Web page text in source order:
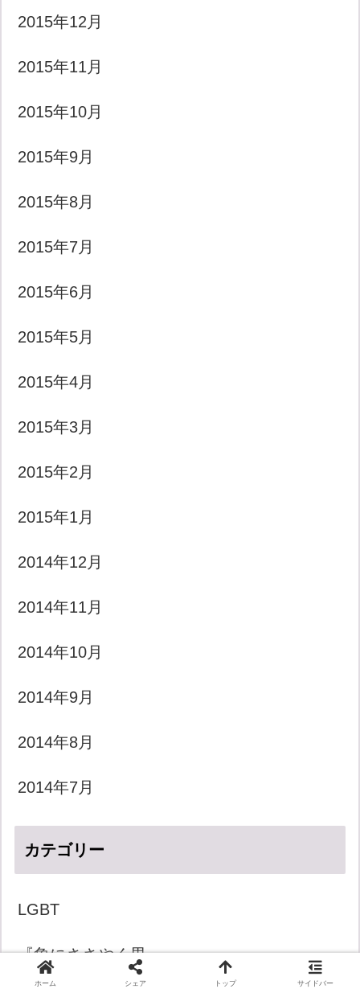
2015年12月
2015年11月
2015年10月
2015年9月
2015年8月
2015年7月
2015年6月
2015年5月
2015年4月
2015年3月
2015年2月
2015年1月
2014年12月
2014年11月
2014年10月
2014年9月
2014年8月
2014年7月
カテゴリー
LGBT
『象にささやく男』
ホーム シェア トップ サイドバー